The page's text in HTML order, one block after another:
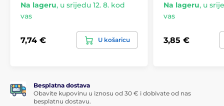
Na lageru, u srijedu 12. 8. kod
vas
7,74 € U košaricu
Na lageru, u
vas
3,85 €
Besplatna dostava
Obavite kupovinu u iznosu od 30 € i dobivate od nas
besplatnu dostavu.